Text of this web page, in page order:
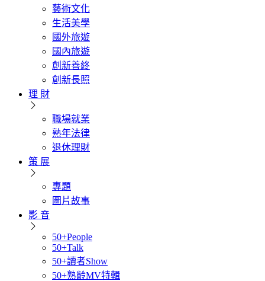
藝術文化
生活美學
國外旅遊
國內旅遊
創新善終
創新長照
理 財
職場就業
熟年法律
退休理財
策 展
專題
圖片故事
影 音
50+People
50+Talk
50+讀者Show
50+熟齡MV特輯